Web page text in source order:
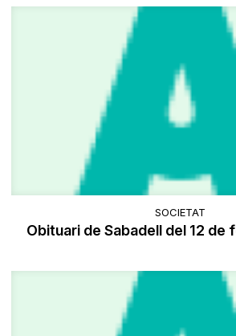
SOCIETAT
Obituari de Sabadell del 12 de